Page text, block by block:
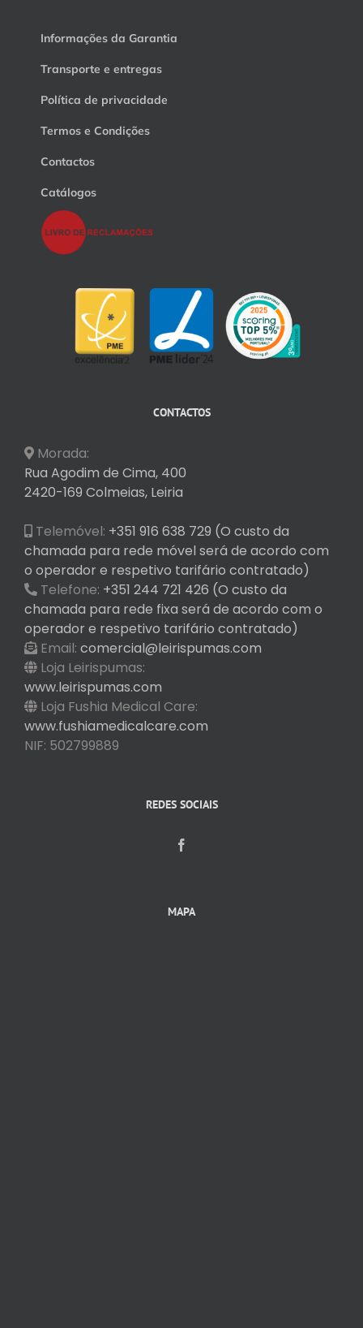
Informações da Garantia
Transporte e entregas
Política de privacidade
Termos e Condições
Contactos
Catálogos
CONTACTOS
Morada:
Rua Agodim de Cima, 400
2420-169 Colmeias, Leiria
Telemóvel: +351 916 638 729 (O custo da
chamada para rede móvel será de acordo com
o operador e respetivo tarifário contratado)
Telefone: +351 244 721 426 (O custo da
chamada para rede fixa será de acordo com o
operador e respetivo tarifário contratado)
Email: comercial@leirispumas.com
Loja Leirispumas:
www.leirispumas.com
Loja Fushia Medical Care:
www.fushiamedicalcare.com
NIF: 502799889
REDES SOCIAIS
MAPA